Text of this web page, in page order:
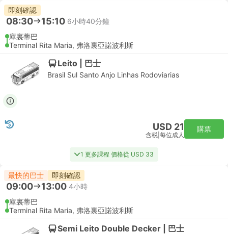
即刻確認
08:30 15:10 6小時40分鐘
庫裏蒂巴
Terminal Rita Maria, 弗洛裏亞諾波利斯
Leito | 巴士
Brasil Sul Santo Anjo Linhas Rodoviarias
USD 21
含税 每位成人
購票
1 更多課程 價格從 USD 33
最快的巴士 即刻確認
09:00 13:00 4小時
庫裏蒂巴
Terminal Rita Maria, 弗洛裏亞諾波利斯
Semi Leito Double Decker | 巴士